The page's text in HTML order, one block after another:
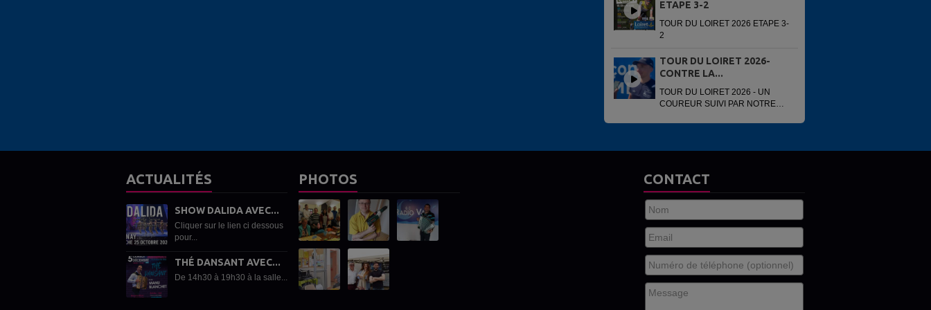
ETAPE 3-2
TOUR DU LOIRET 2026 ETAPE 3-
2
TOUR DU LOIRET 2026-
CONTRE LA...
TOUR DU LOIRET 2026 - UN
COUREUR SUIVI PAR NOTRE
ACTUALITÉS
SHOW DALIDA AVEC...
Cliquer sur le lien ci dessous
pour...
THÉ DANSANT AVEC...
De 14h30 à 19h30 à la salle...
PHOTOS CONTACT